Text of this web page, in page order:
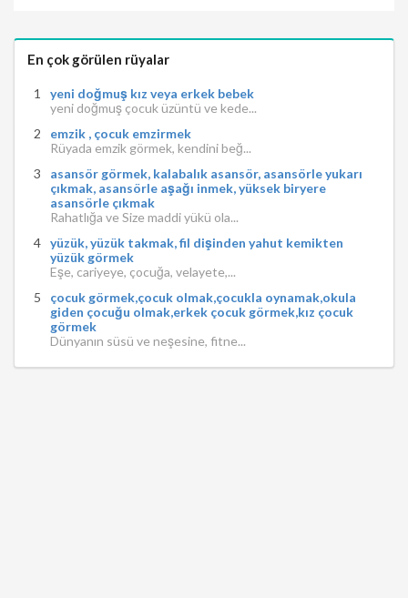
En çok görülen rüyalar
yeni doğmuş kız veya erkek bebek
yeni doğmuş çocuk üzüntü ve kede...
emzik , çocuk emzirmek
Rüyada emzik görmek, kendini beğ...
asansör görmek, kalabalık asansör, asansörle yukarı
çıkmak, asansörle aşağı inmek, yüksek biryere
asansörle çıkmak
Rahatlığa ve Size maddi yükü ola...
yüzük, yüzük takmak, fil dişinden yahut kemikten
yüzük görmek
Eşe, cariyeye, çocuğa, velayete,...
çocuk görmek,çocuk olmak,çocukla oynamak,okula
giden çocuğu olmak,erkek çocuk görmek,kız çocuk
görmek
Dünyanın süsü ve neşesine, fitne...